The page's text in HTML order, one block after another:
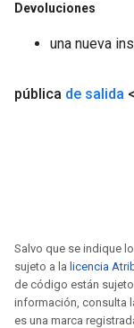
Devoluciones
una nueva
pública de salida
Salvo que se indique
sujeto a la licencia
de código están
información, consulta
es una marca